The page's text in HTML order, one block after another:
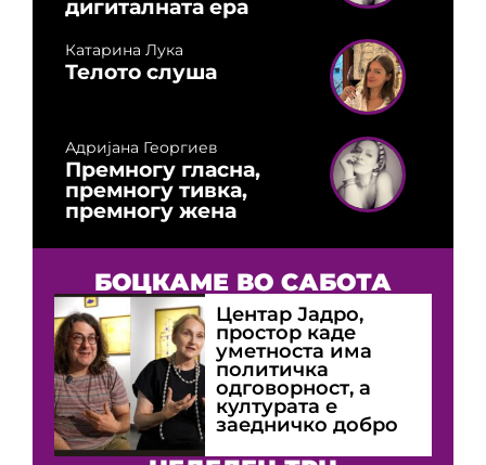
дигиталната ера
Катарина Лука
Телото слуша
Адријана Георгиев
Премногу гласна,
премногу тивка,
премногу жена
БОЦКАМЕ ВО САБОТА
Центар Јадро,
простор каде
уметноста има
политичка
одговорност, а
културата е
заедничко добро